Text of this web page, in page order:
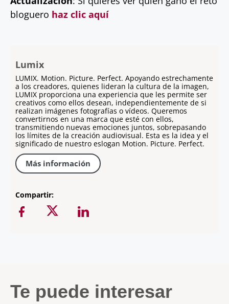
bloguero haz clic aquí
Lumix
LUMIX. Motion. Picture. Perfect. Apoyando estrechamente
a los creadores, quienes lideran la cultura de la imagen,
LUMIX proporciona una experiencia que les permite ser
creativos como ellos desean, independientemente de si
realizan imágenes fotografías o vídeos. Queremos
convertirnos en una marca que esté con ellos,
transmitiendo nuevas emociones juntos, sobrepasando
los límites de la creación audiovisual. Esta es la idea y el
significado de nuestro eslogan Motion. Picture. Perfect.
Más información
Compartir:
Te puede interesar